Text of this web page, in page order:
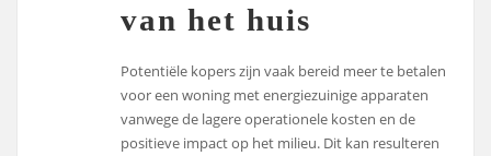
van het huis
Potentiële kopers zijn vaak bereid meer te betalen
voor een woning met energiezuinige apparaten
vanwege de lagere operationele kosten en de
positieve impact op het milieu. Dit kan resulteren